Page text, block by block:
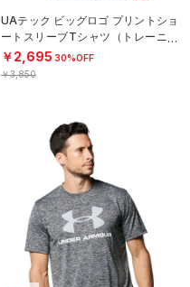
UAテック ビッグロゴ プリントショ
ートスリーブTシャツ（トレーニン
グ/BOYS）
￥2,695 30%OFF
￥3,850